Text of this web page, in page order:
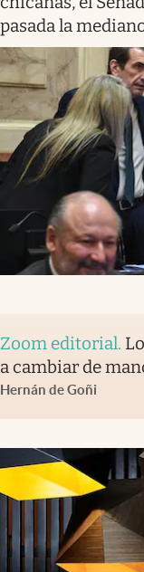
pasada la
Zoom editorial.
a cambiar de
Hernán de Goñi